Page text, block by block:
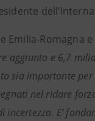
Emilia-Romagna
aggiunto e 6,7
sia importante
nel ridare
incertezza. E’